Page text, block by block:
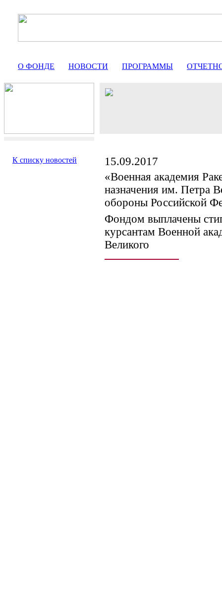
О ФОНДЕ НОВОСТИ ПРОГРАММЫ
К списку новостей
15.09.2017
«Военная академия
назначения им. Петра
обороны Российской
Фондом выплачены
курсантам Военной
Великого